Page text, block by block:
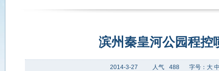
滨州秦皇河公园程控
2014-3-27 人气 488 字号： 大